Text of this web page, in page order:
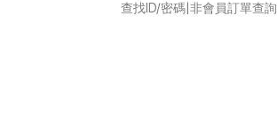
查找ID/密碼 非會員訂單查詢